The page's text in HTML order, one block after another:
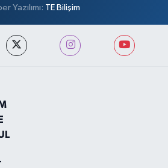
Yazılımı: TE Bilişim